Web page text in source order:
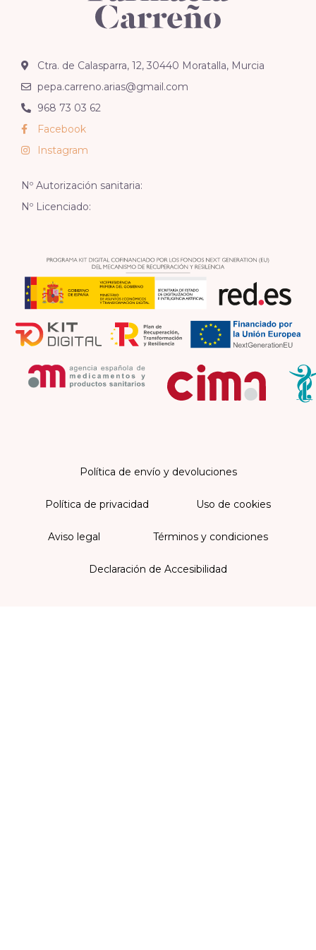
Ctra. de Calasparra, 12, 30440 Moratalla, Murcia
pepa.carreno.arias@gmail.com
968 73 03 62
Facebook
Instagram
Nº Autorización sanitaria:
Nº Licenciado:
Política de envío y devoluciones
Política de privacidad Uso de cookies
Aviso legal Términos y condiciones
Declaración de Accesibilidad